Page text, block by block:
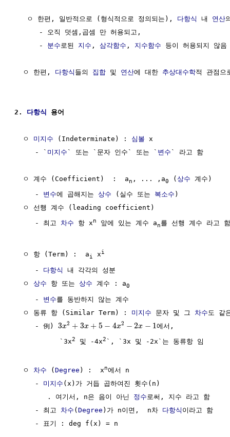
   ㅇ 한편, 일반적으로 (형식적으로 정의되는),
다항식 내 연산
      - 오직 덧셈,곱셈 만 허용되고,
      -
분수 로된 지수 , 삼각함수 , 지수함수 등이 허용되지 않음
  ㅇ 한편,
다항식 들의 집합 및 연산에 대한 추상대수학적 관점
2. 다항식 용어
  ㅇ
미지수 (Indeterminate) : 심볼 x
     - `
미지수 ` 또는 `문자 인수` 또는 ` 변수 ` 라고 함
  ㅇ 계수 (Coefficient)  :  a
n , ... ,a0 (상수 계수)
     -
변수에 곱해지는 상수 (실수 또는 복소수 )
  ㅇ 선행 계수 (leading coefficient)
     - 최고
차수 항 xn 앞에 있는 계수 an를 선행 계수 라고 함
  ㅇ 항 (Term) :  a
i xi
     -
다항식
내 각각의 성분
  ㅇ
상수 항 또는 상수 계수 : a0
     -
변수를 동반하지 않는 계수
  ㅇ 동류 항 (Similar Term) :
미지수 문자 및 그 차수 도 같
     - 例)
3x2 + 3x + 5 − 4x2 − 2x − 1에서,
           `3x
2 및 -4x2 `, `3x 및 -2x`는 동류항 임
  ㅇ
차수 ( Degree ) :  xn에서 n
     -
미지수 (x)가 거듭 곱하여진 횟수(n)
        . 여기서, n은 음이 아닌
정수로써, 지수 라고 함
     - 최고
차수 ( Degree )가 n이면,  n차 다항식 이라고 함
     - 표기 : deg f(x) = n